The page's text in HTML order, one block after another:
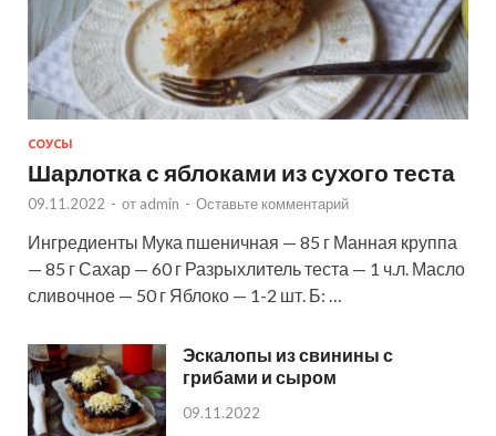
СОУСЫ
Шарлотка с яблоками из сухого теста
09.11.2022 - от admin - Оставьте комментарий
Ингредиенты Мука пшеничная — 85 г Манная круппа
— 85 г Сахар — 60 г Разрыхлитель теста — 1 ч.л. Масло
сливочное — 50 г Яблоко — 1-2 шт. Б: …
Эскалопы из свинины с
грибами и сыром
09.11.2022